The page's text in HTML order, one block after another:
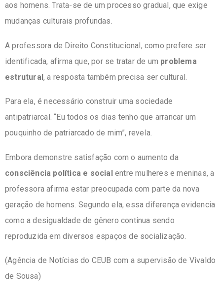
aos homens. Trata-se de um processo gradual, que exige
mudanças culturais profundas.
A professora de Direito Constitucional, como prefere ser
identificada, afirma que, por se tratar de um problema
estrutural, a resposta também precisa ser cultural.
Para ela, é necessário construir uma sociedade
antipatriarcal. “Eu todos os dias tenho que arrancar um
pouquinho de patriarcado de mim”, revela.
Embora demonstre satisfação com o aumento da
consciência política e socialentre mulheres e meninas, a
professora afirma estar preocupada com parte da nova
geração de homens. Segundo ela, essa diferença evidencia
como a desigualdade de gênero continua sendo
reproduzida em diversos espaços de socialização.
(Agência de Notícias do CEUB com a supervisão de Vivaldo
de Sousa)